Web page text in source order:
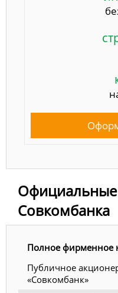
Официальные
Совкомбанка
Полное фирменное
Публичное
«Совкомбанк»